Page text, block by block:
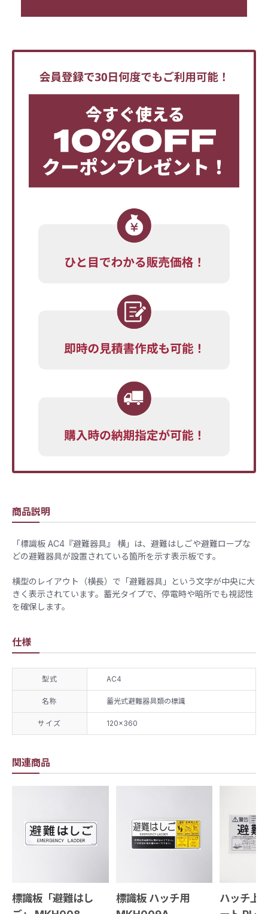
関連商品
標識板「避難はし
標識板 ハッチ用
ハッチ上
商品説明
「標識板 AC4『避難器具』 横」は、避難はしごや避難ロープな
どの避難器具が設置されている箇所を示す表示板です。
横型のレイアウト（横長）で「避難器具」という文字が中央に大
きく表示されています。蓄光タイプで、停電時や暗所でも視認性
を確保します。
仕様
型式 AC4
名称 蓄光式避難器具類の標識
サイズ 120×360